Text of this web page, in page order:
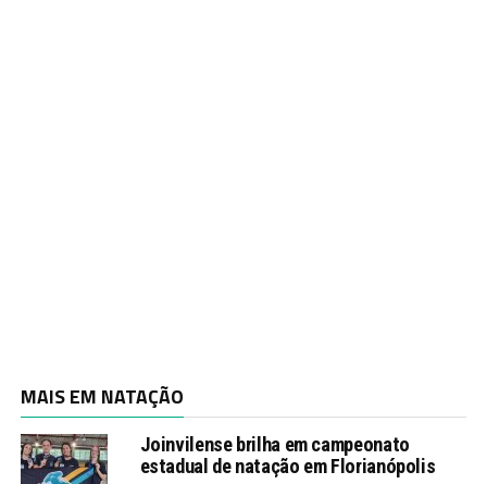
MAIS EM NATAÇÃO
Joinvilense brilha em campeonato
estadual de natação em Florianópolis